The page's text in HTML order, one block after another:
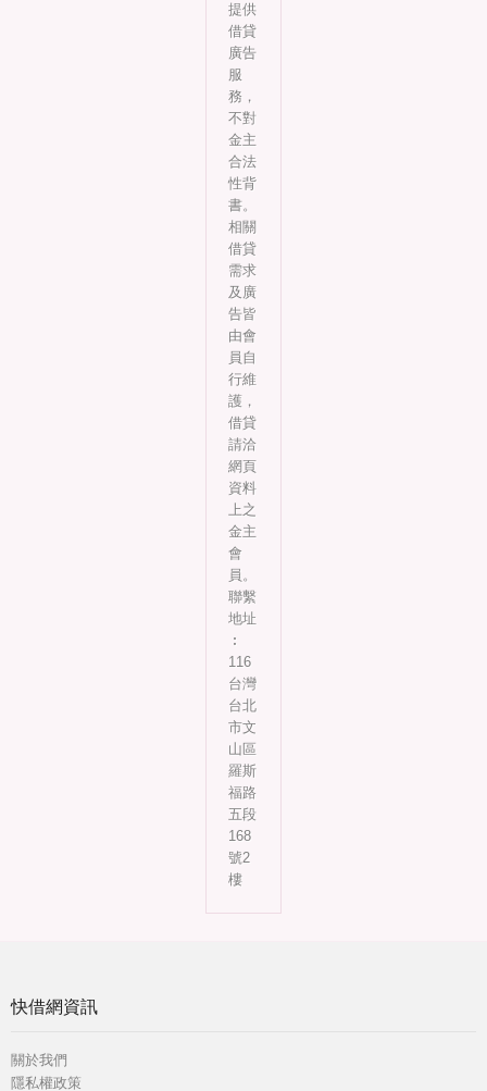
提供
借貸
廣告
服
務，
不對
金主
合法
性背
書。
相關
借貸
需求
及廣
告皆
由會
員自
行維
護，
借貸
請洽
網頁
資料
上之
金主
會
員。
聯繫
地址
︰
116
台灣
台北
市文
山區
羅斯
福路
五段
168
號2
樓
快借網資訊
關於我們
隱私權政策